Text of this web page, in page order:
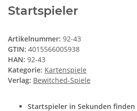
Startspieler
Artikelnummer: 92-43
GTIN: 4015566005938
HAN: 92-43
Kategorie: Kartenspiele
Verlag: Bewitched-Spiele
Startspieler in Sekunden finden